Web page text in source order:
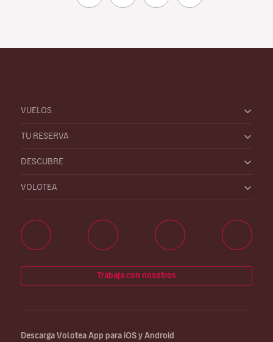
VUELOS
TU RESERVA
DESCUBRE
VOLOTEA
Trabaja con nosotros
Descarga Volotea App para iOS y Android